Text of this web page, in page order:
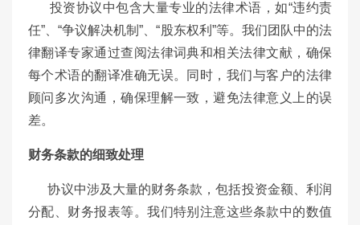
投资协议中包含大量专业的法律术语，如“违约责
任”、“争议解决机制”、“股东权利”等。我们团队中的法
律翻译专家通过查阅法律词典和相关法律文献，确保
每个术语的翻译准确无误。同时，我们与客户的法律
顾问多次沟通，确保理解一致，避免法律意义上的误
差。
财务条款的细致处理
协议中涉及大量的财务条款，包括投资金额、利润
分配、财务报表等。我们特别注意这些条款中的数值